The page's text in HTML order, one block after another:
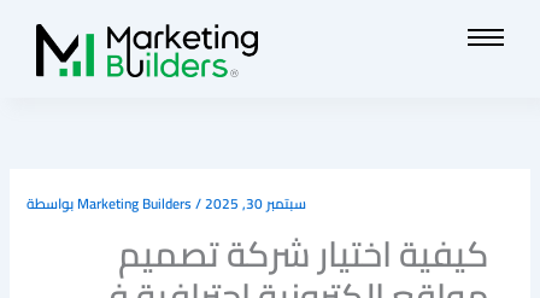
المحتوى
بواسطةMarketing Builders/ سبتمبر 30, 2025
كيفية اختيار شركة تصميم